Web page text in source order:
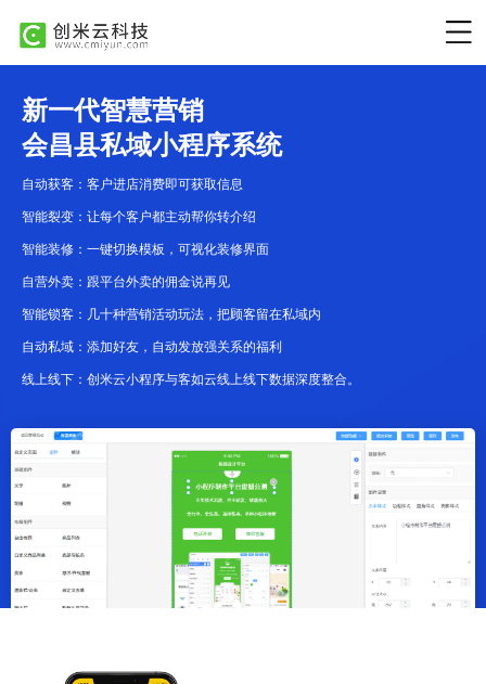
新一代智慧营销
会昌县私域小程序系统
自动获客：客户进店消费即可获取信息
智能裂变：让每个客户都主动帮你转介绍
智能装修：一键切换模板，可视化装修界面
自营外卖：跟平台外卖的佣金说再见
智能锁客：几十种营销活动玩法，把顾客留在私域内
自动私域：添加好友，自动发放强关系的福利
线上线下：创米云小程序与客如云线上线下数据深度整合。